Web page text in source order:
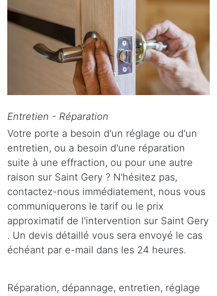
Entretien - Réparation
Votre porte a besoin d'un réglage ou d'un
entretien, ou a besoin d'une réparation
suite à une effraction, ou pour une autre
raison sur Saint Gery ? N'hésitez pas,
contactez-nous immédiatement, nous vous
communiquerons le tarif ou le prix
approximatif de l'intervention sur Saint Gery
. Un devis détaillé vous sera envoyé le cas
échéant par e-mail dans les 24 heures.
Réparation, dépannage, entretien, réglage